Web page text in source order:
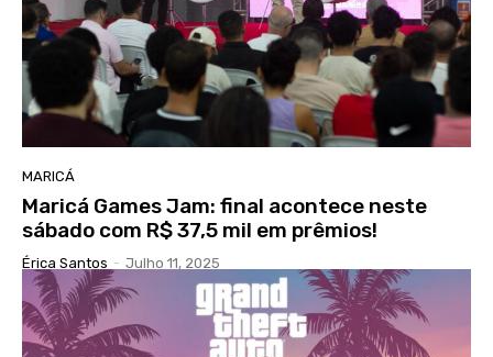
MARICÁ
Maricá Games Jam: final acontece neste
sábado com R$ 37,5 mil em prêmios!
Érica Santos - Julho 11, 2025